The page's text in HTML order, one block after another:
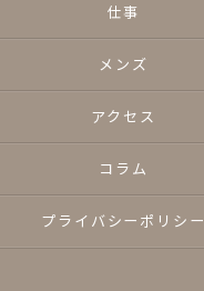
仕事
メンズ
アクセス
コラム
プライバシーポリシー